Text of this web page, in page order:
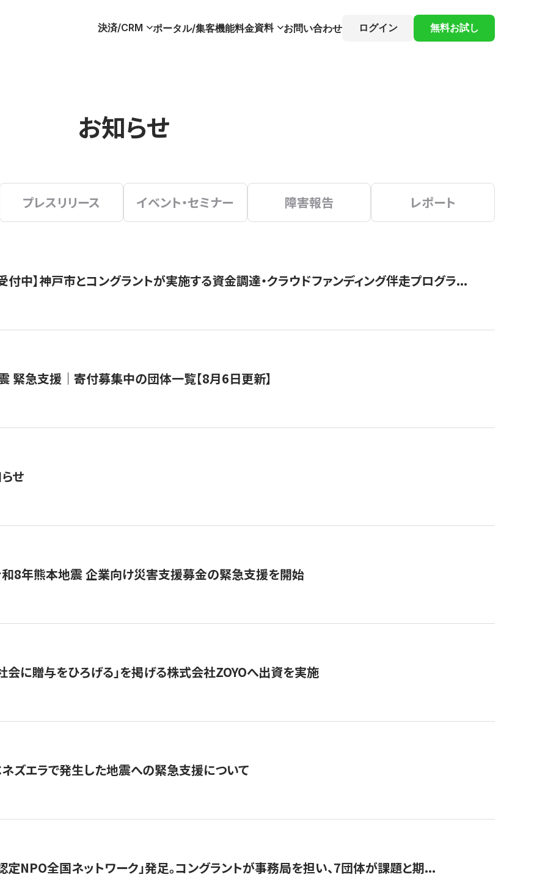
決済/CRM ポータル/集客機能料金資料 お問い合わせ ログイン 無料お試し
お知らせ
プレスリリース イベント・セミナー 障害報告 レポート
付中】神戸市とコングラントが実施する資金調達・クラウドファンディング伴走プログラ...
緊急支援｜寄付募集中の団体一覧【8月6日更新】
せ
和8年熊本地震 企業向け災害支援募金の緊急支援を開始
社会に贈与をひろげる」を掲げる株式会社ZOYOへ出資を実施
ネズエラで発生した地震への緊急支援について
NPO全国ネットワーク」発足。コングラントが事務局を担い、7団体が課題と期...